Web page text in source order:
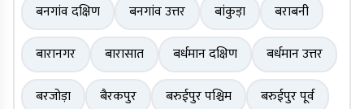
बनगांव दक्षिण
बनगांव उत्तर बांकुड़ा
बराबनी
बारानगर
बारासात बर्धमान दक्षिण
बर्धमान उत्तर
बरजोड़ा
बैरकपुर बरुईपुर पश्चिम
बरुईपुर पूर्व